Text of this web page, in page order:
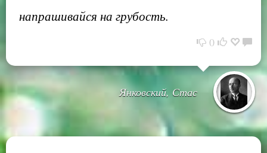
напрашивайся на грубость.
0
Янковский, Стас